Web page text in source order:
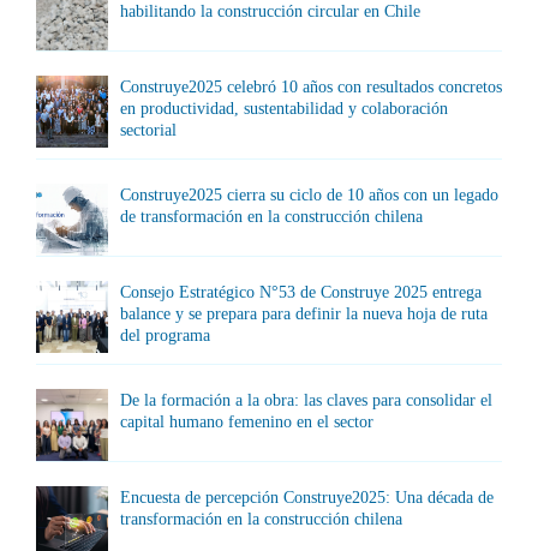
habilitando la construcción circular en Chile
Construye2025 celebró 10 años con resultados concretos
en productividad, sustentabilidad y colaboración
sectorial
Construye2025 cierra su ciclo de 10 años con un legado
de transformación en la construcción chilena
Consejo Estratégico N°53 de Construye 2025 entrega
balance y se prepara para definir la nueva hoja de ruta
del programa
De la formación a la obra: las claves para consolidar el
capital humano femenino en el sector
Encuesta de percepción Construye2025: Una década de
transformación en la construcción chilena